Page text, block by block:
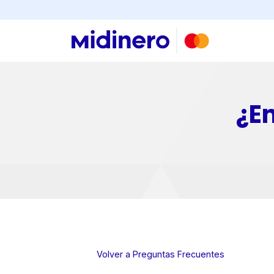
Buscar
Volver a Preguntas Frecuentes